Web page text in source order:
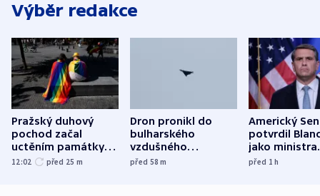
Výběr redakce
Pražský duhový
pochod začal
uctěním památky
obětí berlínského
12:02 před 25 m
Dron pronikl do
bulharského
vzdušného
prostoru,
před 58m
Americký
potvrdil
jako ministra
před 1h